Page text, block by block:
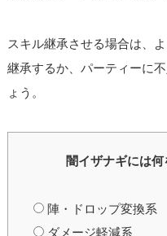
スキル継承させる場合は、
継承するか、パーティーに
ょう。
闇イザナギには
陣・ドロップ変換系
ダメージ軽減系